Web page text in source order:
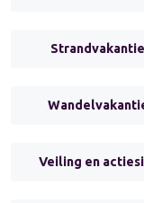
Veiling en